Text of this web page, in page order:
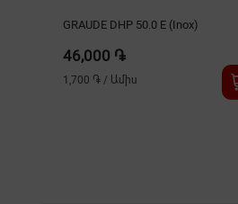
GRAUDE DHP 50.0 E (Inox)
46,000 ֏
1,700 ֏ / Ամիս